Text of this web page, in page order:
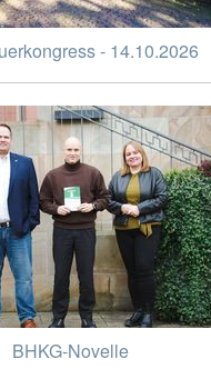
- 14.10.2026
BHKG-Novelle